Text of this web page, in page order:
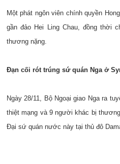
Một phát ngôn viên chính quyền
gần đảo Hei Ling Chau, đồng thời
thương nặng.
Đạn cối rót trúng sứ quán Nga ở
Ngày 28/11, Bộ Ngoại giao Nga ra
thiệt mạng và 9 người khác bị
Đại sứ quán nước này tại thủ đô